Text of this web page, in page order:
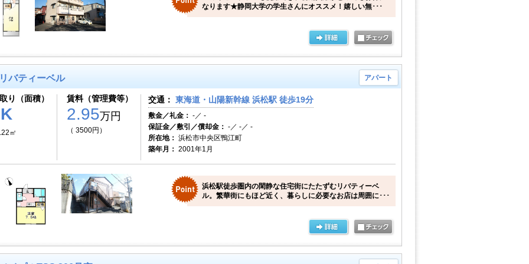
なります★静岡大学の学生さんにオススメ！嬉しい無･･･
バティーベル アパート
り（面積）
㎡
賃料（管理費等）
2.95万円
（ 3500円）
交通： 東海道・山陽新幹線 浜松駅 徒歩19分
敷金／礼金： -／ -
保証金／敷引／償却金： -／ -／ -
所在地： 浜松市中央区鴨江町
築年月： 2001年1月
浜松駅徒歩圏内の閑静な住宅街にたたずむリバティーベ
ル。繁華街にもほど近く、暮らしに必要なお店は周囲に･･･